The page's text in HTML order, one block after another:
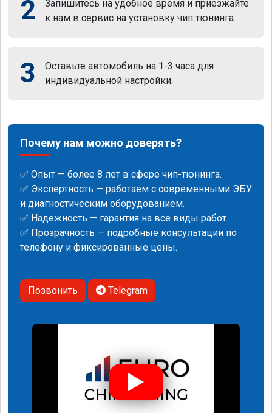
2
Запишитесь на удобное время и приезжайте
к нам в сервис на установку чип тюнинга.
3
Оставьте автомобиль на 1-3 часа для
индивидуальной настройки.
Почему нам можно доверять?
✅ Опыт — более 8 лет в сфере чип-тюнинга.
✅ Экспертность — работаем с современными ЭБУ
и диагностическим оборудованием.
✅ Надежность — гарантия на все виды работ.
✅ Прозрачность — подробные консультации по
телефону и фиксированные цены.
Позвонить Telegram